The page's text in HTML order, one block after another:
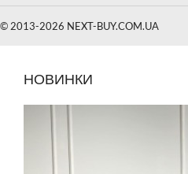
© 2013-2026 NEXT-BUY.COM.UA
НОВИНКИ